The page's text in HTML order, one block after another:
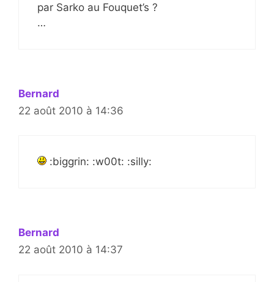
par Sarko au Fouquet’s ?
…
Bernard
22 août 2010 à 14:36
:biggrin: :w00t: :silly:
Bernard
22 août 2010 à 14:37